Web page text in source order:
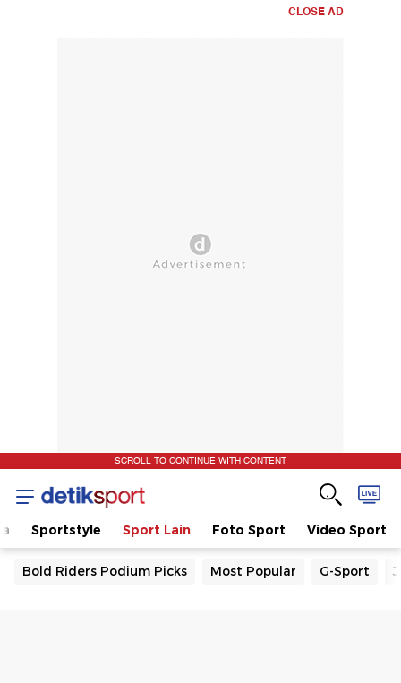
CLOSE AD
SCROLL TO CONTINUE WITH CONTENT
Sportstyle Sport Lain Foto Sport Video Sport
Bold Riders Podium Picks Most Popular G-Sport